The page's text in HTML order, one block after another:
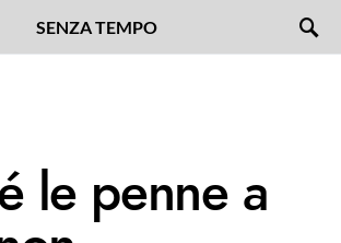
SENZA TEMPO
le penne a